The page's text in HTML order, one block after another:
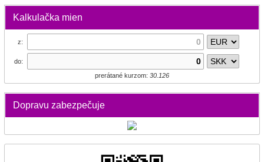
Kalkulačka mien
z:
do:
prerátané kurzom: 30.126
Dopravu zabezpečuje